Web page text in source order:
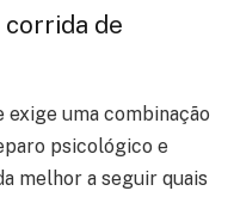
corrida de
uma combinação
psicológico e
melhor a seguir quais